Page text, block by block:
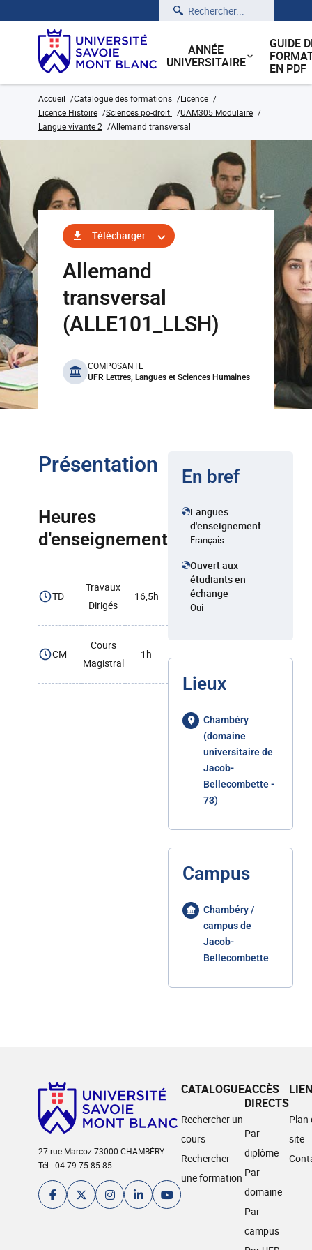
Rechercher
ANNÉE
UNIVERSITAIRE
GUIDE
EN PDF
Accueil Catalogue des formations
Licence
Licence Histoire
Sciences po-droit
UAM305 Modulaire
Langue vivante 2
Allemand transversal
Télécharger
Allemand
transversal
(ALLE101_LLSH)
benefits
COMPOSANTE
UFR Lettres, Langues et Sciences Humaines
Présentation
Heures
d'enseignement
TD
Travaux
Dirigés
16,5h
CM
Cours
Magistral
1h
En bref
Langues
d'enseignement
Français
Ouvert aux
étudiants en
échange
Oui
Lieux
Chambéry
(domaine
universitaire de
Jacob-
Bellecombette -
73)
Campus
Chambéry /
campus de
Jacob-
Bellecombette
27 rue Marcoz 73000 CHAMBÉRY
Tél : 04 79 75 85 85
CATALOGUE
Rechercher un
cours
Rechercher
une formation
ACCÈS
DIRECTS
Par
diplôme
Par
domaine
Par
campus
Plan
site